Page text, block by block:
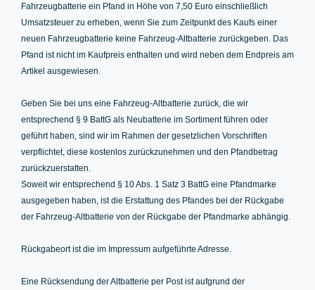
Fahrzeugbatterie ein Pfand in Höhe von 7,50 Euro einschließlich
Umsatzsteuer zu erheben, wenn Sie zum Zeitpunkt des Kaufs einer
neuen Fahrzeugbatterie keine Fahrzeug-Altbatterie zurückgeben. Das
Pfand ist nicht im Kaufpreis enthalten und wird neben dem Endpreis am
Artikel ausgewiesen.
Geben Sie bei uns eine Fahrzeug-Altbatterie zurück, die wir
entsprechend § 9 BattG als Neubatterie im Sortiment führen oder
geführt haben, sind wir im Rahmen der gesetzlichen Vorschriften
verpflichtet, diese kostenlos zurückzunehmen und den Pfandbetrag
zurückzuerstatten.
Soweit wir entsprechend § 10 Abs. 1 Satz 3 BattG eine Pfandmarke
ausgegeben haben, ist die Erstattung des Pfandes bei der Rückgabe
der Fahrzeug-Altbatterie von der Rückgabe der Pfandmarke abhängig.
Rückgabeort ist die im Impressum aufgeführte Adresse.
Eine Rücksendung der Altbatterie per Post ist aufgrund der